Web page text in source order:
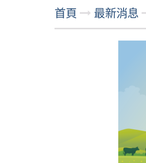
首頁 最新消息